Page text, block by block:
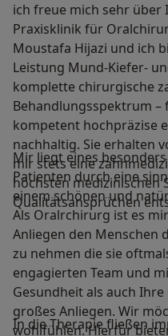
ich freue mich sehr über
Praxisklinik für
Moustafa Hijazi und ich
Leistung Mund-Kiefer-
komplette chirurgische
Behandlungsspektrum
kompetent hochpräzise
nachhaltig. Sie erhalten
mir stets eine
höchsten medizinischen
Qualitätsansprüchen
Mir liegt eines
Patienten durch eine
einem schönen und
Als Oralrchirurg ist es
Anliegen den Menschen
zu nehmen die sie
engagierten Team und
Gesundheit als auch
großes Anliegen. Wir
wohlfühlen. Hierfür
In die Therapie fließen